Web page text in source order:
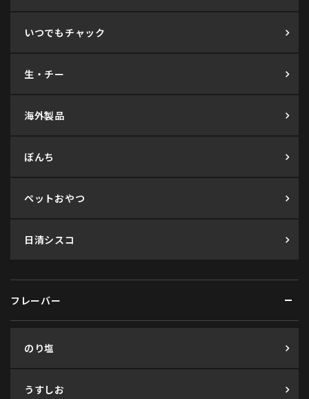
いつでもチャック
生・チー
海外製品
ぼんち
ペットおやつ
日清シスコ
フレーバー
のり塩
うすしお